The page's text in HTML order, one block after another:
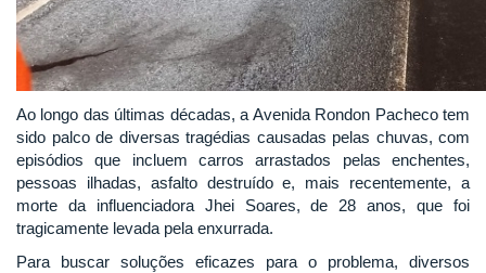
Ao longo das últimas décadas, a Avenida Rondon Pacheco tem
sido palco de diversas tragédias causadas pelas chuvas, com
episódios que incluem carros arrastados pelas enchentes,
pessoas ilhadas, asfalto destruído e, mais recentemente, a
morte da influenciadora Jhei Soares, de 28 anos, que foi
tragicamente levada pela enxurrada.
Para buscar soluções eficazes para o problema, diversos